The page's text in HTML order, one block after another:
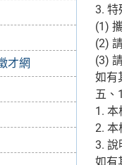
才網
3. 特
(1)
(2)
(3)
如有
五、
1.
2. 本
3. 說
如有